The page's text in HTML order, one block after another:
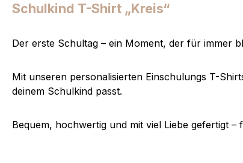
Schulkind T-Shirt „Kreis“
Der erste Schultag – ein Moment, der für immer
Mit unseren personalisierten Einschulungs T-
deinem Schulkind passt.
Bequem, hochwertig und mit viel Liebe gefertigt